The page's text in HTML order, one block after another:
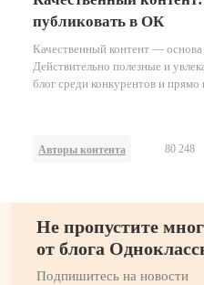
публиковать в ОК
Качественный контент —
Действительно полезные и
блог среди конкурентов и
Авторы контента 80 248
Не пропустите
от блога
Подпишитесь на новости